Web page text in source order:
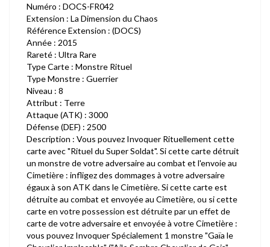
Numéro : DOCS-FR042
Extension : La Dimension du Chaos
Référence Extension : (DOCS)
Année : 2015
Rareté : Ultra Rare
Type Carte : Monstre Rituel
Type Monstre : Guerrier
Niveau : 8
Attribut : Terre
Attaque (ATK) : 3000
Défense (DEF) : 2500
Description : Vous pouvez Invoquer Rituellement cette
carte avec "Rituel du Super Soldat". Si cette carte détruit
un monstre de votre adversaire au combat et l'envoie au
Cimetière : infligez des dommages à votre adversaire
égaux à son ATK dans le Cimetière. Si cette carte est
détruite au combat et envoyée au Cimetière, ou si cette
carte en votre possession est détruite par un effet de
carte de votre adversaire et envoyée à votre Cimetière :
vous pouvez Invoquer Spécialement 1 monstre "Gaïa le